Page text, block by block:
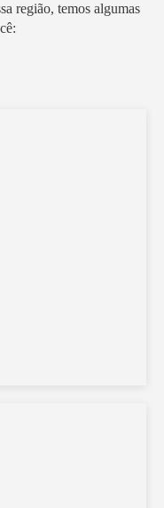
região, temos algumas